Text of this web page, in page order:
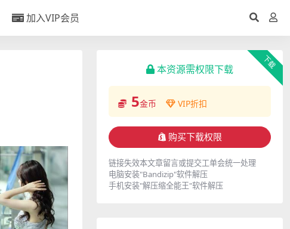
加入VIP会员
下载
本资源需权限下载
5金币 VIP折扣
购买下载权限
链接失效本文章留言或提交工单会统一处理
电脑安装"Bandizip"软件解压
手机安装"解压缩全能王"软件解压